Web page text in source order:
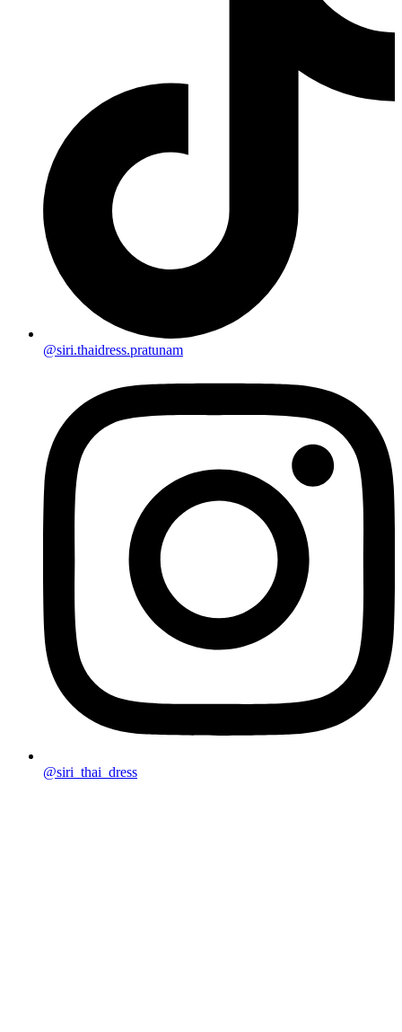
@siri.thaidress.pratunam
@siri_thai_dress